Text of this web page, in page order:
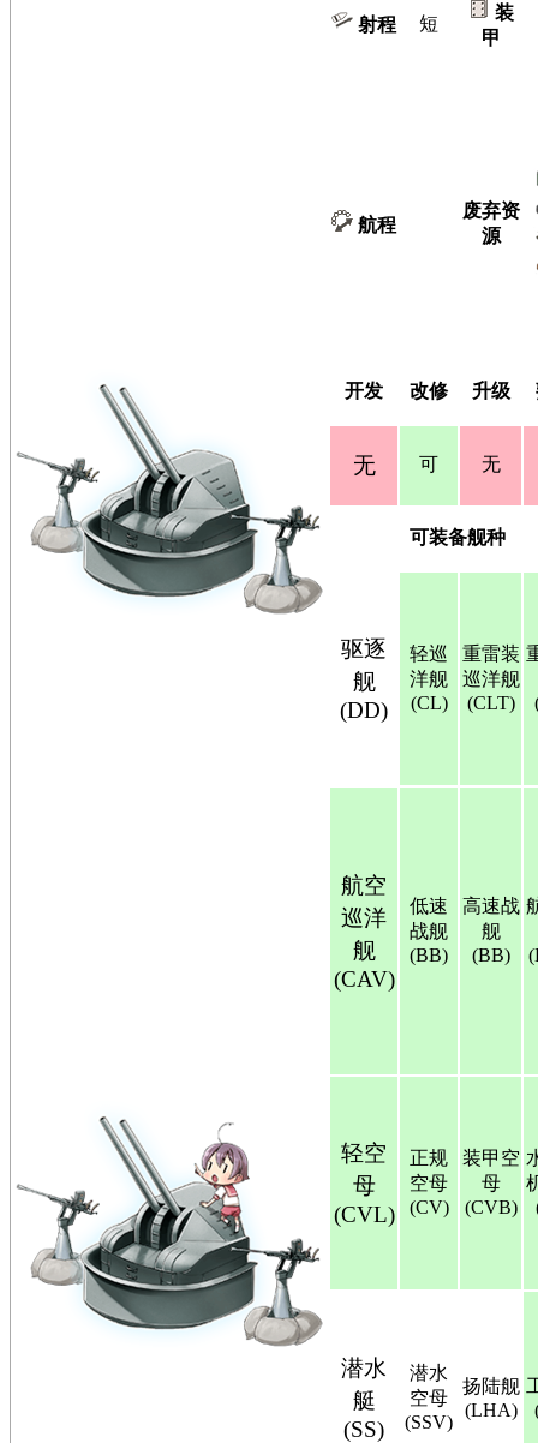
射程 短
装
甲
航程
废弃资
源
开发 改修 升级
无 可 无
可装备舰种
驱逐
舰
(DD)
轻巡
洋舰
(CL)
重雷装
巡洋舰
(CLT)
航空
巡洋
舰
(CAV)
低速
战舰
(BB)
高速战
舰
(BB)
轻空
母
(CVL)
正规
空母
(CV)
装甲空
母
(CVB)
潜水
艇
(SS)
潜水
空母
(SSV)
扬陆舰
(LHA)